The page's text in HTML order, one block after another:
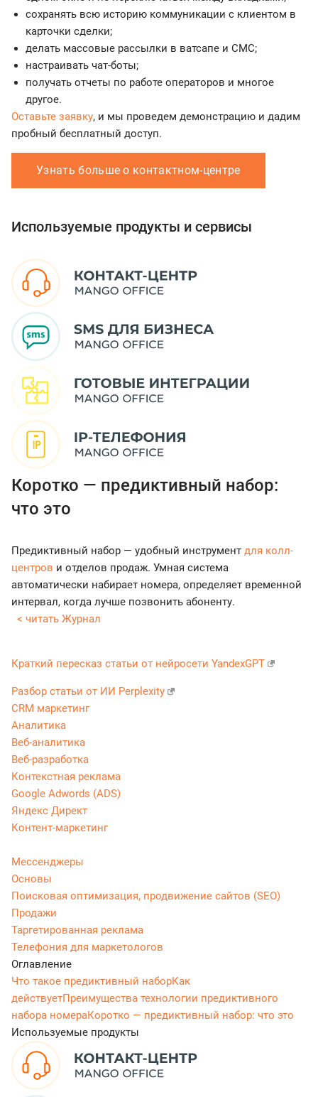
сохранять всю историю коммуникации с клиентом в
карточки сделки;
делать массовые рассылки в ватсапе и СМС;
настраивать чат-боты;
получать отчеты по работе операторов и многое
другое.
Оставьте заявку, и мы проведем демонстрацию и дадим
пробный бесплатный доступ.
Узнать больше о контактном-центре
Используемые продукты и сервисы
Коротко — предиктивный набор:
что это
Предиктивный набор — удобный инструмент для колл-
центров и отделов продаж. Умная система
автоматически набирает номера, определяет временной
интервал, когда лучше позвонить абоненту.
< читать Журнал
Краткий пересказ статьи от нейросети YandexGPT
Разбор статьи от ИИ Perplexity
CRM маркетинг
Аналитика
Веб-аналитика
Веб-разработка
Контекстная реклама
Google Adwords (ADS)
Яндекс Директ
Контент-маркетинг
Мессенджеры
Основы
Поисковая оптимизация, продвижение сайтов (SEO)
Продажи
Таргетированная реклама
Телефония для маркетологов
Оглавление
Что такое предиктивный наборКак
действуетПреимущества технологии предиктивного
набора номераКоротко — предиктивный набор: что это
Используемые продукты